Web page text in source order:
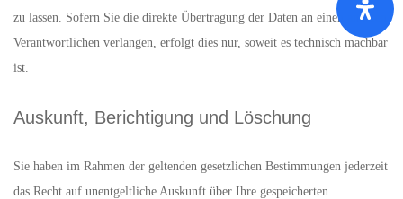
zu lassen. Sofern Sie die direkte Übertragung der Daten an einen anderen
Verantwortlichen verlangen, erfolgt dies nur, soweit es technisch machbar
ist.
Auskunft, Berichtigung und Löschung
Sie haben im Rahmen der geltenden gesetzlichen Bestimmungen jederzeit
das Recht auf unentgeltliche Auskunft über Ihre gespeicherten